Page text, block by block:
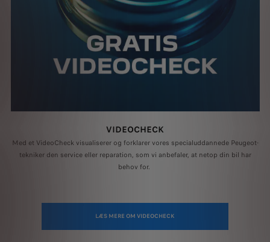
VIDEOCHECK
Med et VideoCheck visualiserer og forklarer vores specialuddannede Peugeot-
tekniker den service eller reparation, som vi anbefaler, at netop din bil har
behov for.
LÆS MERE OM VIDEOCHECK